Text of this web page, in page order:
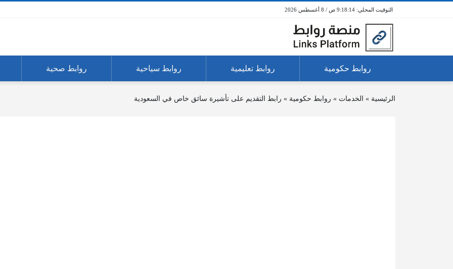
9:18:14 ص / 8 أغسطس 2026
روابط حكومية روابط تعليمية روابط سياحية روابط صحية
الرئيسية » الخدمات » روابط حكومية » رابط التقديم على تأشيرة سائق خاص في السعودية